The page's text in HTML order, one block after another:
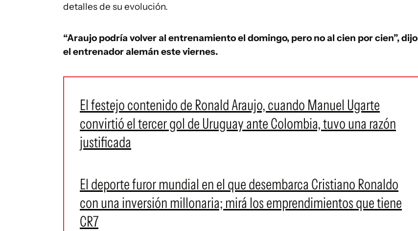
detalles de su evolución.
“Araujo podría volver al entrenamiento el domingo, pero no al cien por cien”, dijo
el entrenador alemán este viernes.
El festejo contenido de Ronald Araujo, cuando Manuel Ugarte
convirtió el tercer gol de Uruguay ante Colombia, tuvo una razón
justificada
El deporte furor mundial en el que desembarca Cristiano Ronaldo
con una inversión millonaria; mirá los emprendimientos que tiene
CR7